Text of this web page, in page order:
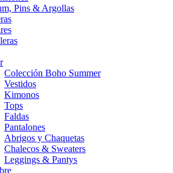
Pins & Argollas
Colección Boho Summer
Vestidos
Kimonos
Tops
Faldas
Pantalones
Abrigos y Chaquetas
Chalecos & Sweaters
Leggings & Pantys